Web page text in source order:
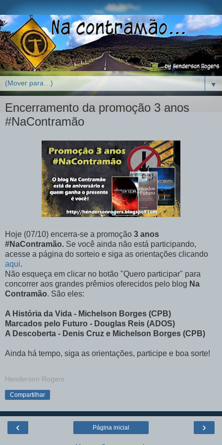
▼
Encerramento da promoção 3 anos
#NaContramão
Hoje (07/10) encerra-se a promoção 3 anos
#NaContramão. Se você ainda não está participando,
acesse a página do sorteio e siga as orientações clicando
aqui.
Não esqueça em clicar no botão "Quero participar" para
concorrer aos grandes prêmios oferecidos pelo blog Na
Contramão. São eles:
A História da Vida - Michelson Borges (CPB)
Marcados pelo Futuro - Douglas Reis (ADOS)
A Descoberta - Denis Cruz e Michelson Borges (CPB)
Ainda há tempo, siga as orientações, participe e boa sorte!
Henderson Rogers
Compartilhar
‹ ›
Página inicial